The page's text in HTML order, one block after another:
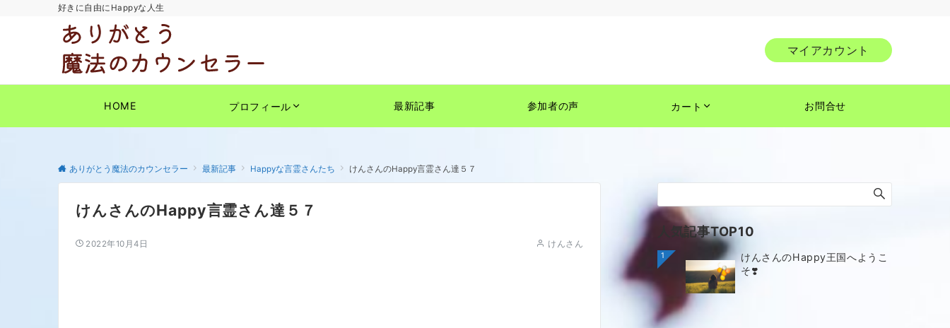
好きに自由にHappyな人生
マイアカウント
HOME プロフィール 最新記事 参加者の声 カート お問合せ
ありがとう魔法のカウンセラー 最新記事 Happyな言霊さんたち けんさんのHappy言霊さん達５７
けんさんのHappy言霊さん達５７
2022年10月4日 けんさん
人気記事TOP10
1
けんさんのHappy王国へようこ
そ❣️